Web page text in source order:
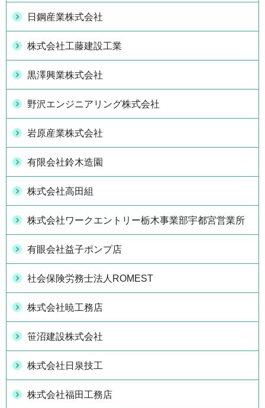
日鋼産業株式会社
株式会社工藤建設工業
黒澤興業株式会社
野沢エンジニアリング株式会社
岩原産業株式会社
有限会社鈴木造園
株式会社高田組
株式会社ワークエントリー栃木事業部宇都宮営業所
有眼会社益子ポンプ店
社会保険労務士法人ROMEST
株式会社暁工務店
笹沼建設株式会社
株式会社日泉技工
株式会社福田工務店